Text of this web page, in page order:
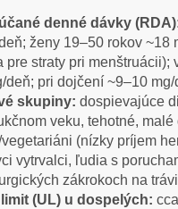
denné dávky
ženy 19–50 rokov ~18
pre straty pri menštruácii);
deň; pri dojčení ~9–10 mg/
skupiny: dospievajúce
veku, tehotné, malé
(nízky príjem
vytrvalci, ľudia s
zákrokoch na
(UL) u dospelých: